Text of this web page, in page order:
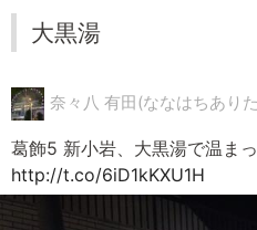
大黒湯
奈々八 有田(ななはちあり
葛飾5 新小岩、大黒湯で温ま
http://t.co/6iD1kKXU1H